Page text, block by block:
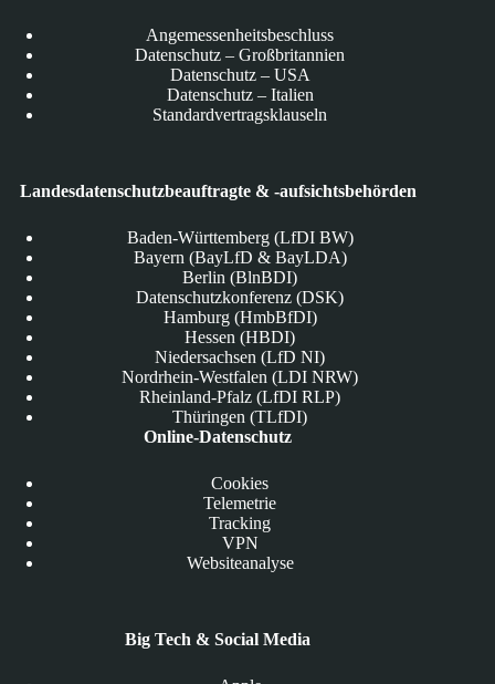
Angemessenheitsbeschluss
Datenschutz – Großbritannien
Datenschutz – USA
Datenschutz – Italien
Standardvertragsklauseln
Landesdatenschutzbeauftragte & -aufsichtsbehörden
Baden-Württemberg (LfDI BW)
Bayern (BayLfD & BayLDA)
Berlin (BlnBDI)
Datenschutzkonferenz (DSK)
Hamburg (HmbBfDI)
Hessen (HBDI)
Niedersachsen (LfD NI)
Nordrhein-Westfalen (LDI NRW)
Rheinland-Pfalz (LfDI RLP)
Thüringen (TLfDI)
Online-Datenschutz
Cookies
Telemetrie
Tracking
VPN
Websiteanalyse
Big Tech & Social Media